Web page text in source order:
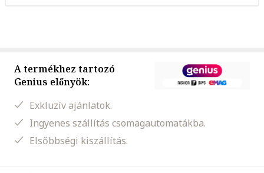
A termékhez tartozó
Genius előnyök:
Exkluzív ajánlatok.
Ingyenes szállítás csomagautomatákba.
Elsőbbségi kiszállítás.